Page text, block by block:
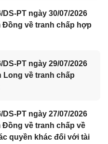
DS-PT ngày 30/07/2026
Đồng về tranh chấp hợp
DS-PT ngày 29/07/2026
Long về tranh chấp
DS-PT ngày 27/07/2026
Đồng về tranh chấp về
quyền khác đối với tài